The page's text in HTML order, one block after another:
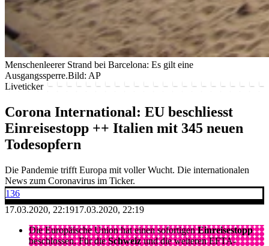
Menschenleerer Strand bei Barcelona: Es gilt eine
Ausgangssperre.Bild: AP
Liveticker
Corona International: EU beschliesst
Einreisestopp ++ Italien mit 345 neuen
Todesopfern
Die Pandemie trifft Europa mit voller Wucht. Die internationalen
News zum Coronavirus im Ticker.
136
17.03.2020, 22:1917.03.2020, 22:19
Die Europäische Union hat einen sofortigenEinreisestopp
beschlossen. Für dieSchweizund die weiteren EFTA-